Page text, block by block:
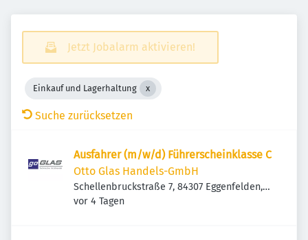
Jetzt Jobalarm aktivieren!
Einkauf und Lagerhaltung
Suche zurücksetzen
Ausfahrer (m/w/d) Führerscheinklasse C
Otto Glas Handels-GmbH
Schellenbruckstraße 7, 84307 Eggenfelden,
Deutschland
Veröffentlicht
vor 4 Tagen